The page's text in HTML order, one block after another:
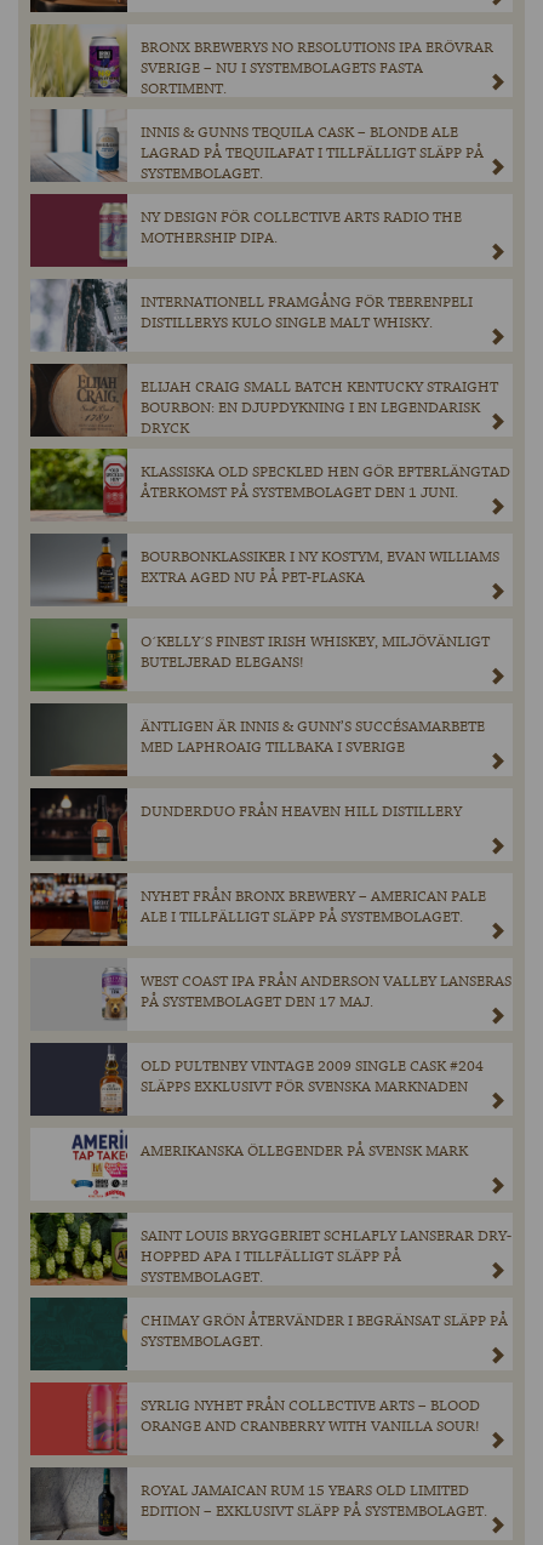
BRONX BREWERYS NO RESOLUTIONS IPA ERÖVRAR
SVERIGE – NU I SYSTEMBOLAGETS FASTA
SORTIMENT.
INNIS & GUNNS TEQUILA CASK – BLONDE ALE
LAGRAD PÅ TEQUILAFAT I TILLFÄLLIGT SLÄPP PÅ
SYSTEMBOLAGET.
NY DESIGN FÖR COLLECTIVE ARTS RADIO THE
MOTHERSHIP DIPA.
INTERNATIONELL FRAMGÅNG FÖR TEERENPELI
DISTILLERYS KULO SINGLE MALT WHISKY.
ELIJAH CRAIG SMALL BATCH KENTUCKY STRAIGHT
BOURBON: EN DJUPDYKNING I EN LEGENDARISK
DRYCK
KLASSISKA OLD SPECKLED HEN GÖR EFTERLÄNGTAD
ÅTERKOMST PÅ SYSTEMBOLAGET DEN 1 JUNI.
BOURBONKLASSIKER I NY KOSTYM, EVAN WILLIAMS
EXTRA AGED NU PÅ PET-FLASKA
O´KELLY´S FINEST IRISH WHISKEY, MILJÖVÄNLIGT
BUTELJERAD ELEGANS!
ÄNTLIGEN ÄR INNIS & GUNN’S SUCCÉSAMARBETE
MED LAPHROAIG TILLBAKA I SVERIGE
DUNDERDUO FRÅN HEAVEN HILL DISTILLERY
NYHET FRÅN BRONX BREWERY – AMERICAN PALE
ALE I TILLFÄLLIGT SLÄPP PÅ SYSTEMBOLAGET.
WEST COAST IPA FRÅN ANDERSON VALLEY LANSERAS
PÅ SYSTEMBOLAGET DEN 17 MAJ.
OLD PULTENEY VINTAGE 2009 SINGLE CASK #204
SLÄPPS EXKLUSIVT FÖR SVENSKA MARKNADEN
AMERIKANSKA ÖLLEGENDER PÅ SVENSK MARK
SAINT LOUIS BRYGGERIET SCHLAFLY LANSERAR DRY-
HOPPED APA I TILLFÄLLIGT SLÄPP PÅ
SYSTEMBOLAGET.
CHIMAY GRÖN ÅTERVÄNDER I BEGRÄNSAT SLÄPP PÅ
SYSTEMBOLAGET.
SYRLIG NYHET FRÅN COLLECTIVE ARTS – BLOOD
ORANGE AND CRANBERRY WITH VANILLA SOUR!
ROYAL JAMAICAN RUM 15 YEARS OLD LIMITED
EDITION – EXKLUSIVT SLÄPP PÅ SYSTEMBOLAGET.